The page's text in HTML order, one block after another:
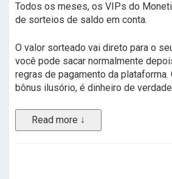
Todos os meses, os VIPs do
de sorteios de saldo em conta.
O valor sorteado vai direto para o
você pode sacar normalmente
regras de pagamento da plataforma.
bônus ilusório, é dinheiro de
Read more ↓